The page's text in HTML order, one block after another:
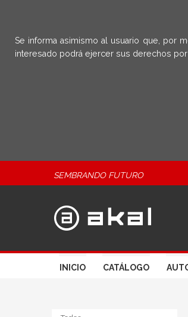
Se informa asimismo al usuario que, por
interesado podrá ejercer sus derechos
SEMBRANDO FUTURO
INICIO CATÁLOGO